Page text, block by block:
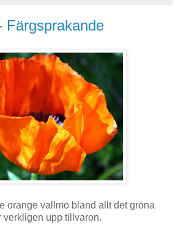
Färgsprakande
orange vallmo bland allt det gröna
verkligen upp tillvaron.